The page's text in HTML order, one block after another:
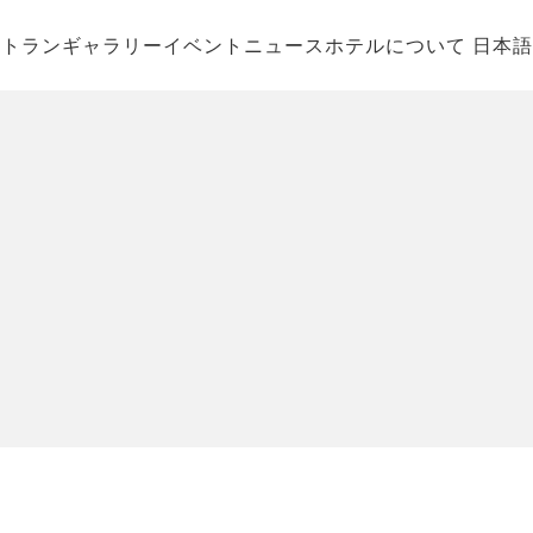
ランギャラリーイベント ニュース ホテルについて 日本語